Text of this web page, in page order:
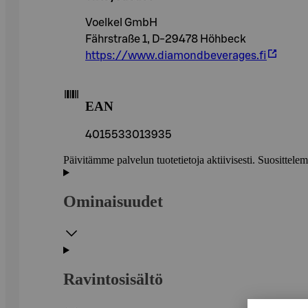
Voelkel GmbH
Fährstraße 1, D-29478 Höhbeck
https://www.diamondbeverages.fi
EAN
4015533013935
Päivitämme palvelun tuotetietoja aktiivisesti.
Ominaisuudet
Ravintosisältö